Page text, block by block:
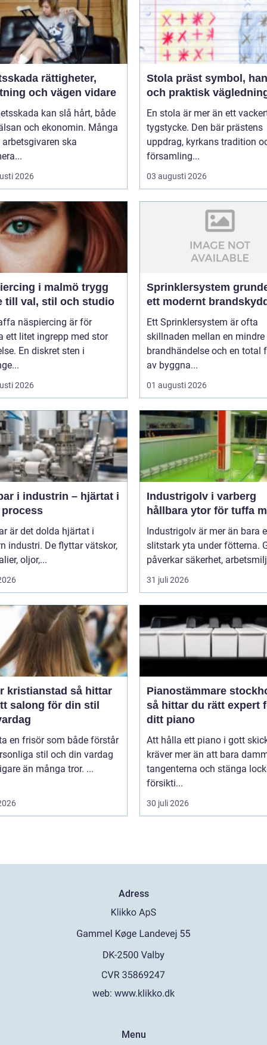
rättigheter,
och vägen vidare
kan slå hårt, både
och ekonomin. Många
ska
2026
Stola präst symbol, hantverk
och praktisk
En stola är mer än ett
tygstycke. Den bär prästens
uppdrag, kyrkans tradition
församling...
03 augusti 2026
i malmö trygg
till val, stil och studio
näspiercing är för
ett litet ingrepp med stor
En diskret sten i
2026
Sprinklersystem grunden i
ett modernt
Ett Sprinklersystem är ofta
skillnaden mellan en mindre
brandhändelse och en total
av byggna...
01 augusti 2026
i industrin – hjärtat i
är det dolda hjärtat i
industri. De flyttar vätskor,
oljor,...
Industrigolv i varberg
hållbara ytor för tuffa
Industrigolv är mer än bara
slitstark yta under fötterna.
påverkar säkerhet,
31 juli 2026
så hittar
salong för din stil
en frisör som både förstår
stil och din vardag
än många tror. ...
Pianostämmare
så hittar du rätt expert
ditt piano
Att hålla ett piano i gott
kräver mer än att bara
tangenterna och stänga
försikti...
30 juli 2026
Adress
web: www.klikko.dk
Menu